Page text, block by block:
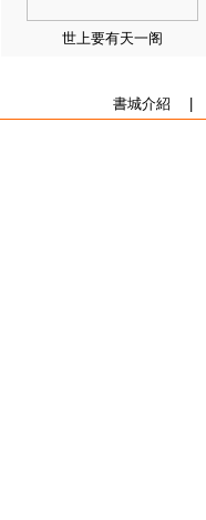
世上要有天一阁
書城介紹